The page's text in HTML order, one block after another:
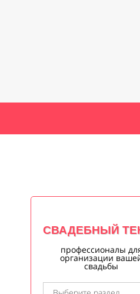
СВАДЕБНЫЙ
профессионалы
организации
свадьбы